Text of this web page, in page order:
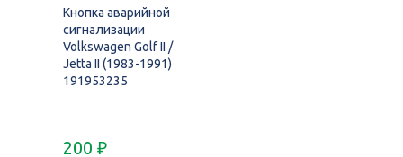
Кнопка аварийной
сигнализации
Volkswagen Golf II /
Jetta II (1983-1991)
191953235
200 ₽